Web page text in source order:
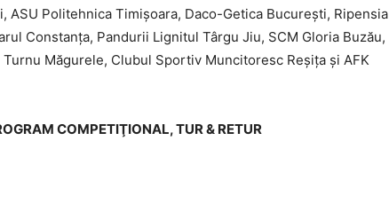
ASU Politehnica Timişoara, Daco-Getica Bucureşti, Ripensia
Constanţa, Pandurii Lignitul Târgu Jiu, SCM Gloria Buzău,
Măgurele, Clubul Sportiv Muncitoresc Reşiţa şi AFK
COMPETIŢIONAL, TUR & RETUR